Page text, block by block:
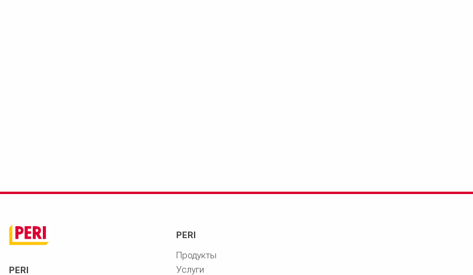
PERI
PERI
Продукты
Услуги